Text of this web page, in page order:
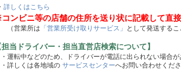
詳しくはこちら
ンビニ等の店舗の住所を送り状に記載して直
営業所は 「営業所受け取りサービス」 として発送するこ
担当ドライバー・担当直営店検索について】
運転中などのため、ドライバーが電話に出られない場合が
詳しくは各地域の サービスセンターへお問い合わせくださ